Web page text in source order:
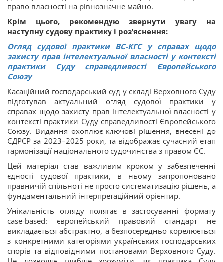
право власності на рівнозначне майно.
Крім цього, рекомендую звернути увагу на
наступну судову практику і роз’яснення:
Огляд судової практики ВС-КГС у справах щодо
захисту прав інтелектуальної власності у контексті
практики Суду справедливості Європейського
Союзу
Касаційний господарський суд у складі Верховного Суду
підготував актуальний огляд судової практики у
справах щодо захисту прав інтелектуальної власності у
контексті практики Суду справедливості Європейського
Союзу. Видання охоплює ключові рішення, внесені до
ЄДРСР за 2023–2025 роки, та відображає сучасний етап
гармонізації національного судочинства з правом ЄС.
Цей матеріал став важливим кроком у забезпеченні
єдності судової практики, в ньому запропоновано
правничій спільноті не просто систематизацію рішень, а
фундаментальний інтерпретаційний орієнтир.
Унікальність огляду полягає в застосуванні формату
case-based: європейський правовий стандарт не
викладається абстрактно, а безпосередньо корелюється
з конкретними категоріями українських господарських
спорів та відповідними постановами Верховного Суду.